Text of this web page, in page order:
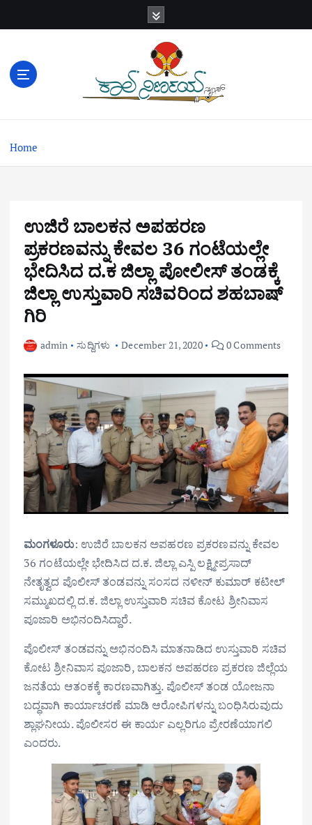
e
Home
ಉಜಿರೆ ಬಾಲಕನ ಅಪಹರಣ
ಪ್ರಕರಣವನ್ನು ಕೇವಲ 36 ಗಂಟೆಯಲ್ಲೇ
ಭೇದಿಸಿದ ದ.ಕ ಜಿಲ್ಲಾ ಪೋಲೀಸ್ ತಂಡಕ್ಕೆ
ಜಿಲ್ಲಾ ಉಸ್ತುವಾರಿ ಸಚಿವರಿಂದ ಶಹಬಾಷ್
ಗಿರಿ
admin ಸುದ್ದಿಗಳು December 21, 2020 0 Comments
ಮಂಗಳೂರು: ಉಜಿರೆ ಬಾಲಕನ ಅಪಹರಣ ಪ್ರಕರಣವನ್ನು ಕೇವಲ
36 ಗಂಟೆಯಲ್ಲೇ ಭೇದಿಸಿದ ದ.ಕ. ಜಿಲ್ಲಾ ಎಸ್ಪಿ ಲಕ್ಷ್ಮೀಪ್ರಸಾದ್
ನೇತೃತ್ವದ ಪೊಲೀಸ್ ತಂಡವನ್ನು ಸಂಸದ ನಳೀನ್ ಕುಮಾರ್ ಕಟೀಲ್
ಸಮ್ಮುಖದಲ್ಲಿ ದ.ಕ. ಜಿಲ್ಲಾ ಉಸ್ತುವಾರಿ ಸಚಿವ ಕೋಟ ಶ್ರೀನಿವಾಸ
ಪೂಜಾರಿ ಅಭಿನಂದಿಸಿದ್ದಾರೆ.
ಪೊಲೀಸ್ ತಂಡವನ್ನು ಅಭಿನಂದಿಸಿ ಮಾತನಾಡಿದ ಉಸ್ತುವಾರಿ ಸಚಿವ
ಕೋಟ ಶ್ರೀನಿವಾಸ ಪೂಜಾರಿ, ಬಾಲಕನ ಅಪಹರಣ ಪ್ರಕರಣ ಜಿಲ್ಲೆಯ
ಜನತೆಯ ಆತಂಕಕ್ಕೆ ಕಾರಣವಾಗಿತ್ತು. ಪೊಲೀಸ್ ತಂಡ ಯೋಜನಾ
ಬದ್ಧವಾಗಿ ಕಾರ್ಯಾಚರಣೆ ಮಾಡಿ ಆರೋಪಿಗಳನ್ನು ಬಂಧಿಸಿರುವುದು
ಶ್ಲಾಘನೀಯ. ಪೊಲೀಸರ ಈ ಕಾರ್ಯ ಎಲ್ಲರಿಗೂ ಪ್ರೇರಣೆಯಾಗಲಿ
ಎಂದರು.